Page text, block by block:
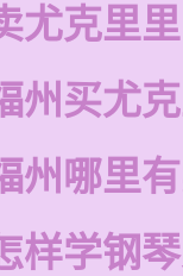
尤克里
州买尤
州哪里
样学钢